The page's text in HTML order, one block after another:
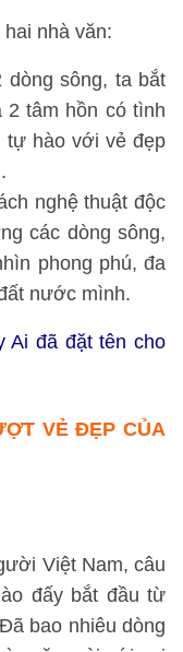
nhà văn:
sông, ta bắt
tâm hồn có tình
tự hào với vẻ đẹp
nghệ thuật độc
các dòng sông,
phong phú, đa
nước mình.
Ai đã đặt tên cho
VẺ ĐẸP CỦA
Việt Nam, câu
đấy bắt đầu từ
bao nhiêu dòng